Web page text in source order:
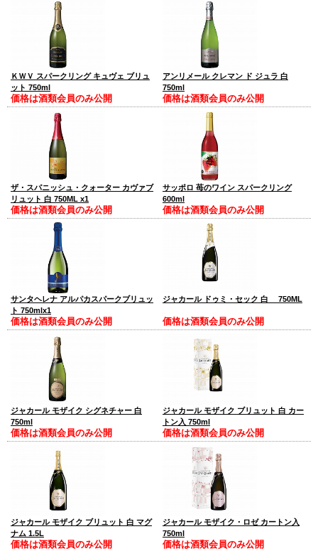
ＫＷＶ スパークリング キュヴェ ブリュ
ット 750ml
価格は酒類会員のみ公開
アンリメール クレマン ド ジュラ 白
750ml
価格は酒類会員のみ公開
ザ・スパニッシュ・クォーター カヴァブ
リュット 白 750ML x1
価格は酒類会員のみ公開
サッポロ 苺のワイン スパークリング
600ml
価格は酒類会員のみ公開
サンタヘレナ アルパカスパークブリュッ
ト 750mlx1
価格は酒類会員のみ公開
ジャカール ドゥミ・セック 白 750ML
価格は酒類会員のみ公開
ジャカール モザイク シグネチャー 白
750ml
価格は酒類会員のみ公開
ジャカール モザイク ブリュット 白 カー
トン入 750ml
価格は酒類会員のみ公開
ジャカール モザイク ブリュット 白 マグ
ナム 1.5L
価格は酒類会員のみ公開
ジャカール モザイク・ロゼ カートン入
750ml
価格は酒類会員のみ公開